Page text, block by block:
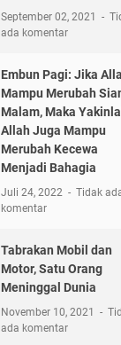
September 02, 2021
ada komentar
Embun Pagi: Jika
Mampu Merubah
Malam, Maka
Allah Juga Mampu
Merubah Kecewa
Menjadi Bahagia
Juli 24, 2022
Tidak
komentar
Tabrakan Mobil dan
Motor, Satu Orang
Meninggal Dunia
November 10, 2021
ada komentar